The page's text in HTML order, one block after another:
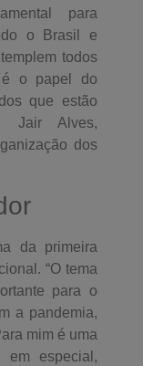
para
o Brasil e
todos
é o papel do
que estão
Jair Alves,
dos
da primeira
“O tema
para o
a pandemia,
mim é uma
em especial,